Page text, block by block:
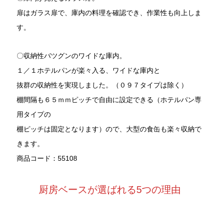
扉はガラス扉で、庫内の料理を確認でき、作業性も向上しま
す。
〇収納性バツグンのワイドな庫内。
１／１ホテルパンが楽々入る、ワイドな庫内と
抜群の収納性を実現しました。（０９７タイプは除く）
棚間隔も６５ｍｍピッチで自由に設定できる（ホテルパン専
用タイプの
棚ピッチは固定となります）ので、大型の食缶も楽々収納で
きます。
商品コード：55108
厨房ベースが選ばれる5つの理由